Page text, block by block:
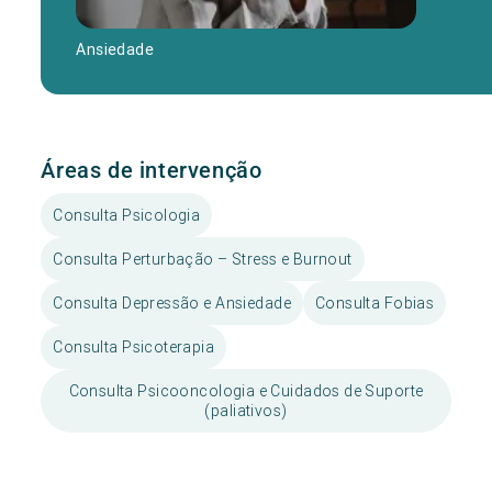
Ansiedade
Áreas de intervenção
Consulta Psicologia
Consulta Perturbação – Stress e Burnout
Consulta Depressão e Ansiedade Consulta Fobias
Consulta Psicoterapia
Consulta Psicooncologia e Cuidados de Suporte
(paliativos)